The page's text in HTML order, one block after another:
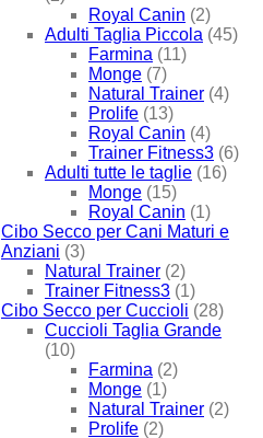
Royal Canin (2)
Adulti Taglia Piccola (45)
Farmina (11)
Monge (7)
Natural Trainer (4)
Prolife (13)
Royal Canin (4)
Trainer Fitness3 (6)
Adulti tutte le taglie (16)
Monge (15)
Royal Canin (1)
Cibo Secco per Cani Maturi e
Anziani (3)
Natural Trainer (2)
Trainer Fitness3 (1)
Cibo Secco per Cuccioli (28)
Cuccioli Taglia Grande
(10)
Farmina (2)
Monge (1)
Natural Trainer (2)
Prolife (2)